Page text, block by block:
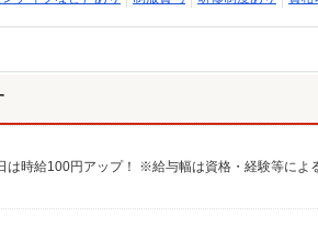
時給100円アップ！ ※給与幅は資格・経験等によ